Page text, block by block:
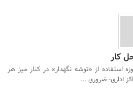
کار
استفاده از «توشه نگهدار» در کنار میز هر
اداری- ضروری ...